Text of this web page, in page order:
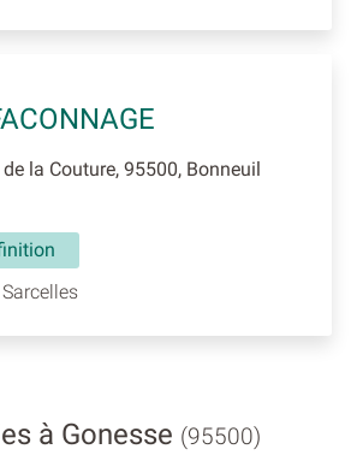
la Couture, 95500, Bonneuil
à Gonesse (95500)